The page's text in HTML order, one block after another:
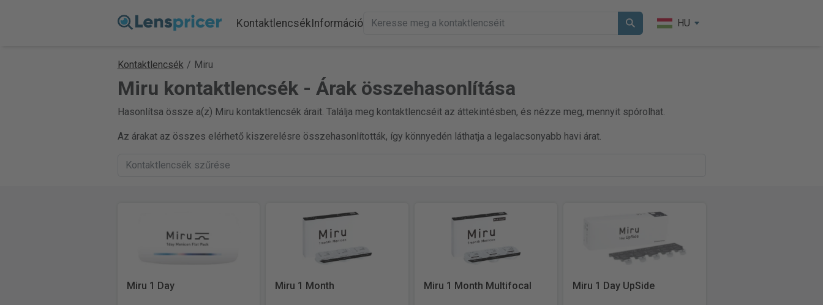
KontaktlencsékInformáció HU
Kontaktlencsék / Miru
Miru kontaktlencsék - Árak összehasonlítása
Hasonlítsa össze a(z) Miru kontaktlencsék árait. Találja meg kontaktlencséit az áttekintésben, és nézze meg, mennyit spórolhat.
Az árakat az összes elérhető kiszerelésre összehasonlították, így könnyedén láthatja a legalacsonyabb havi árat.
Miru 1 Day Miru 1 Month Miru 1 Month Multifocal Miru 1 Day UpSide